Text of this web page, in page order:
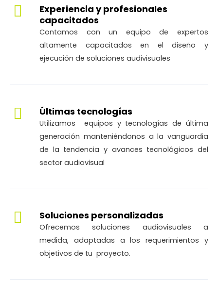
Experiencia y profesionales
capacitados
Contamos con un equipo de expertos
altamente capacitados en el diseño y
ejecución de soluciones audivisuales
Últimas tecnologías
Utilizamos equipos y tecnologías de última
generación manteniéndonos a la vanguardia
de la tendencia y avances tecnológicos del
sector audiovisual
Soluciones personalizadas
Ofrecemos soluciones audiovisuales a
medida, adaptadas a los requerimientos y
objetivos de tu proyecto.